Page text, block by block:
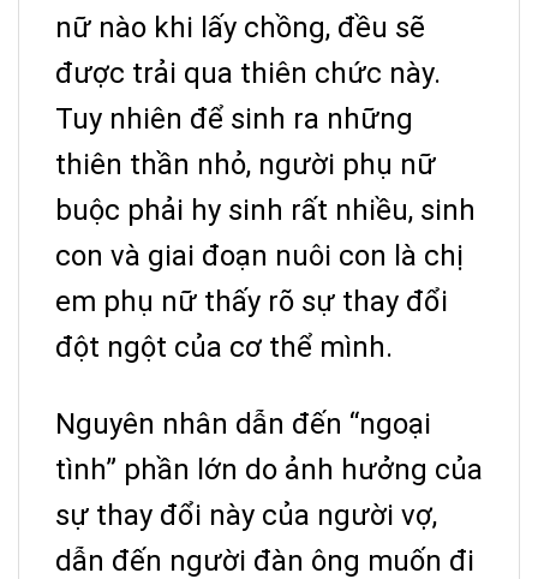
nữ nào khi lấy chồng, đều sẽ
được trải qua thiên chức này.
Tuy nhiên để sinh ra những
thiên thần nhỏ, người phụ nữ
buộc phải hy sinh rất nhiều, sinh
con và giai đoạn nuôi con là chị
em phụ nữ thấy rõ sự thay đổi
đột ngột của cơ thể mình.
Nguyên nhân dẫn đến “ngoại
tình” phần lớn do ảnh hưởng của
sự thay đổi này của người vợ,
dẫn đến người đàn ông muốn đi